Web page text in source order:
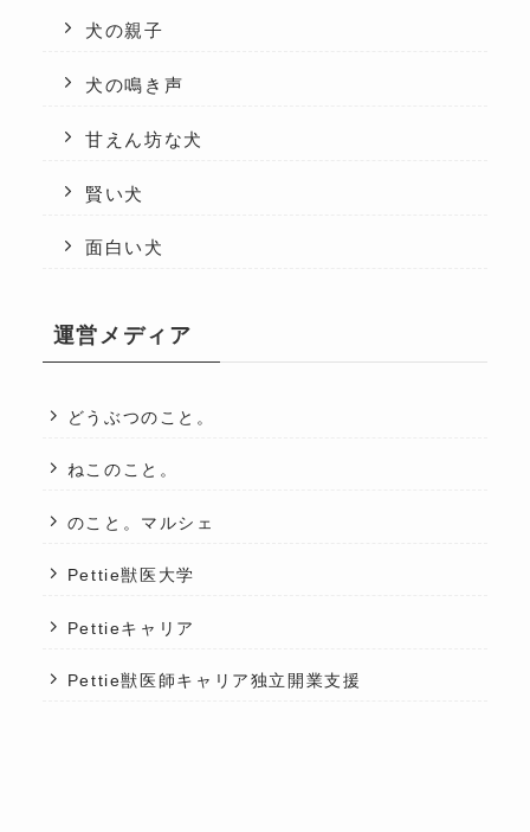
犬の親子
犬の鳴き声
甘えん坊な犬
賢い犬
面白い犬
運営メディア
どうぶつのこと。
ねこのこと。
のこと。マルシェ
Pettie獣医大学
Pettieキャリア
Pettie獣医師キャリア独立開業支援